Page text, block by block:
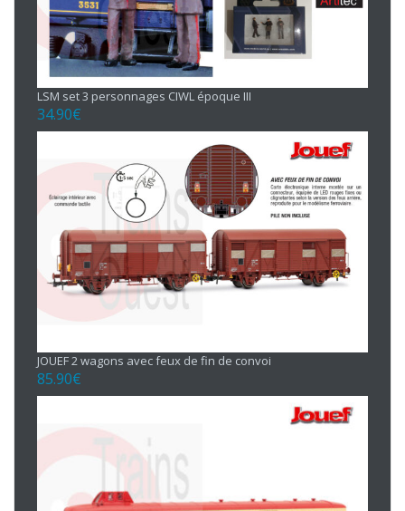
LSM set 3 personnages CIWL époque III
34.90€
JOUEF 2 wagons avec feux de fin de convoi
85.90€